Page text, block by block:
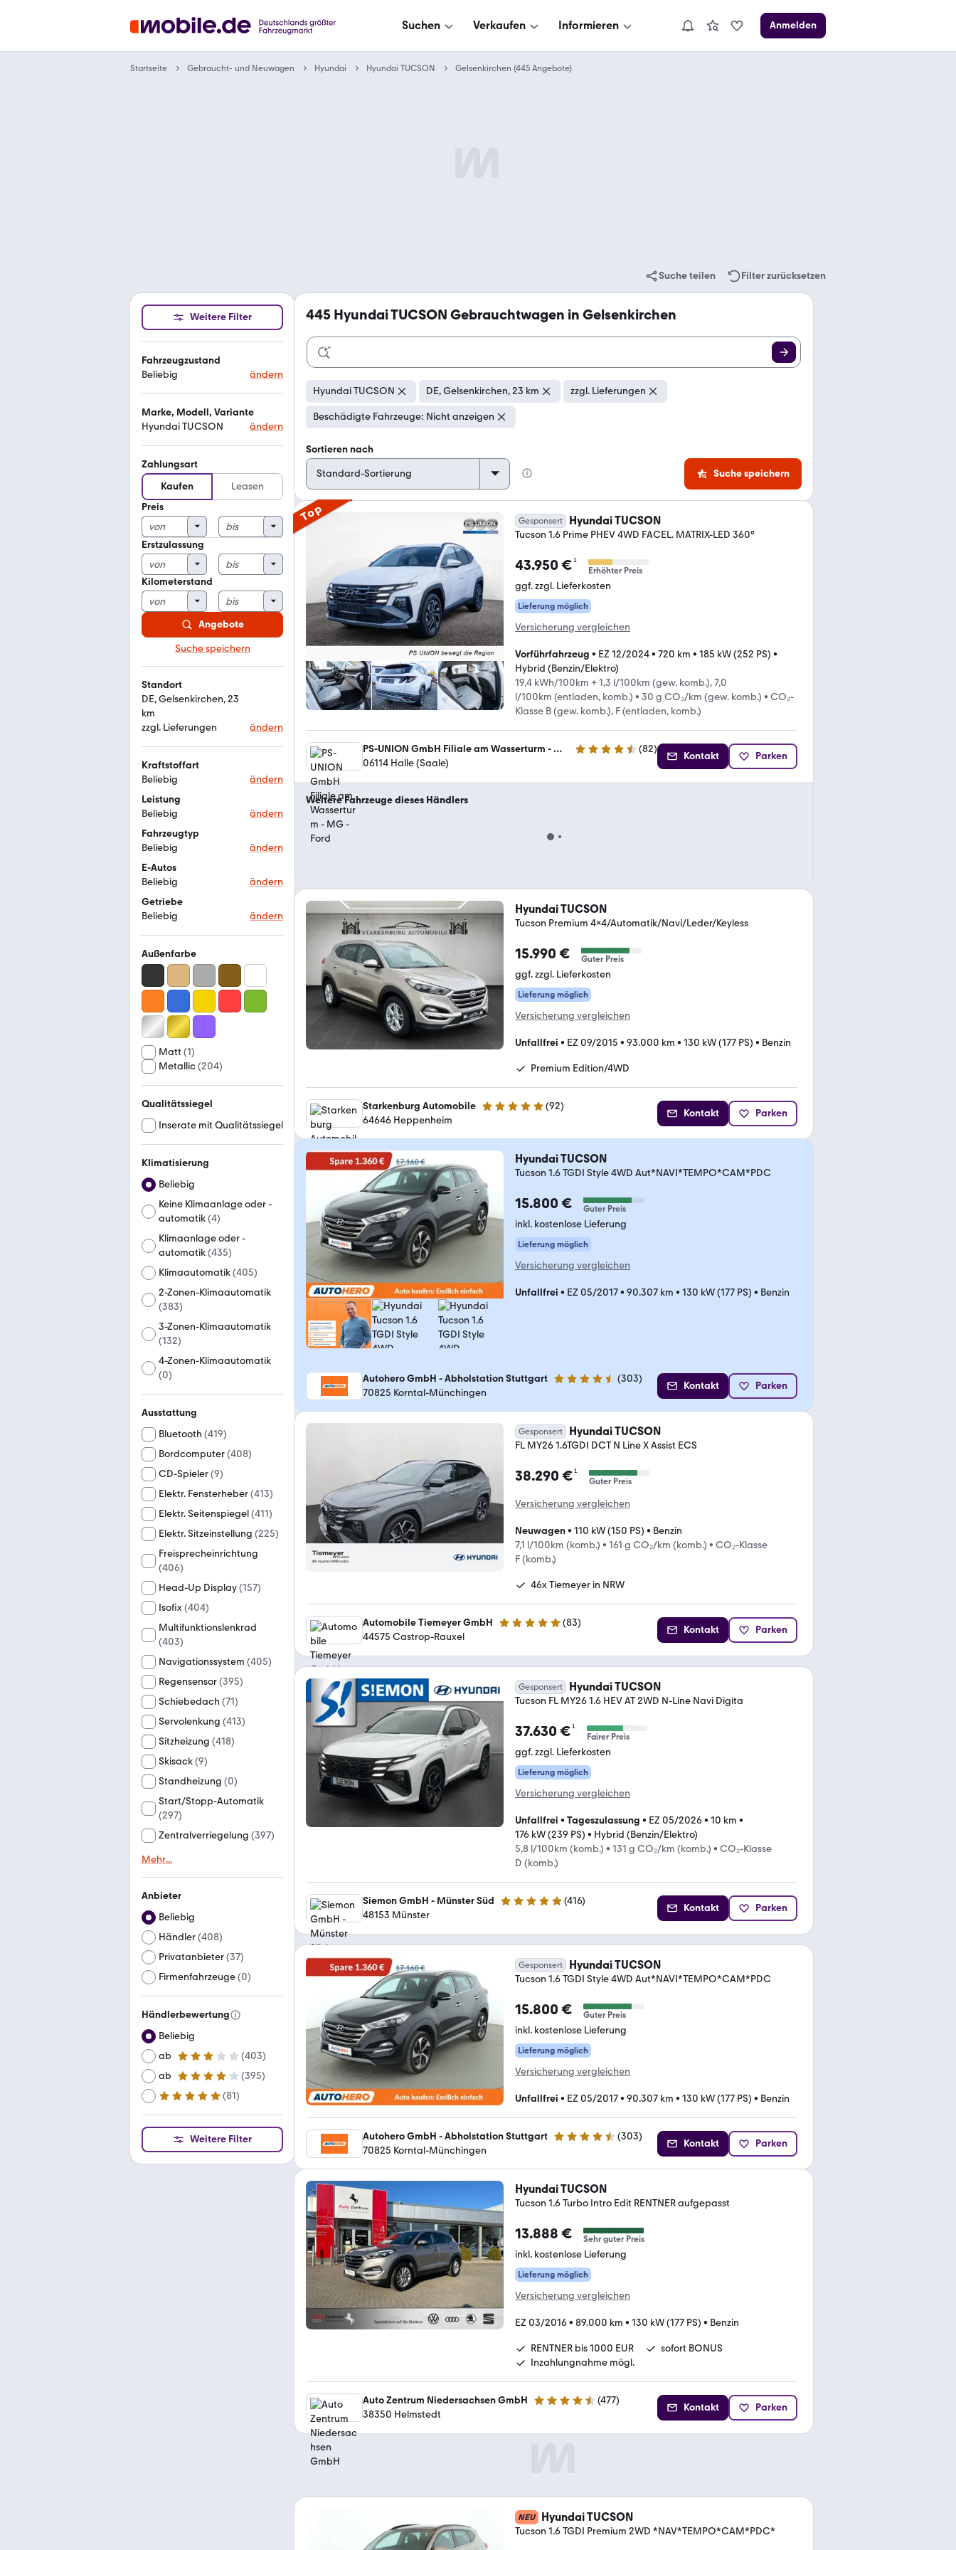
Suchen Verkaufen Informieren Anmelden
Startseite Gebraucht- und Neuwagen Hyundai Hyundai TUCSON Gelsenkirchen (445 Angebote)
Suche teilen Filter zurücksetzen
Weitere Filter
Fahrzeugzustand
Beliebig
ändern
Marke, Modell, Variante
Hyundai TUCSON
ändern
Zahlungsart
Kaufen
Leasen
Preis
Erstzulassung
Kilometerstand
Angebote
Suche speichern
Standort
DE, Gelsenkirchen, 23
km
zzgl. Lieferungen
ändern
Kraftstoffart
Beliebig
ändern
Leistung
Beliebig
ändern
Fahrzeugtyp
Beliebig
ändern
E-Autos
Beliebig
ändern
Getriebe
Beliebig
ändern
Außenfarbe
Matt (1)
Metallic(204)
Qualitätssiegel
Inserate mit Qualitätssiegel
Klimatisierung
Beliebig
Keine Klimaanlage oder -
automatik(4)
Klimaanlage oder -
automatik(435)
Klimaautomatik(405)
2-Zonen-Klimaautomatik
(383)
3-Zonen-Klimaautomatik
(132)
4-Zonen-Klimaautomatik
(0)
Ausstattung
Bluetooth (419)
Bordcomputer(408)
CD-Spieler(9)
Elektr. Fensterheber(413)
Elektr. Seitenspiegel(411)
Elektr. Sitzeinstellung (225)
Freisprecheinrichtung
(406)
Head-Up Display(157)
Isofix(404)
Multifunktionslenkrad
(403)
Navigationssystem (405)
Regensensor(395)
Schiebedach (71)
Servolenkung (413)
Sitzheizung (418)
Skisack(9)
Standheizung (0)
Start/Stopp-Automatik
(297)
Zentralverriegelung (397)
Mehr...
Anbieter
Beliebig
Händler(408)
Privatanbieter(37)
Firmenfahrzeuge(0)
Händlerbewertung
Beliebig
ab
3 Sterne (403)
ab
4 Sterne (395)
ab
5 Sterne (81)
Weitere Filter
445 Hyundai TUCSON Gebrauchtwagen in Gelsenkirchen
Hyundai TUCSON DE, Gelsenkirchen, 23 km zzgl. Lieferungen
Beschädigte Fahrzeuge: Nicht anzeigen
Sortieren nach
Suche speichern
Top Gesponsert Hyundai TUCSON
Tucson 1.6 Prime PHEV 4WD FACEL. MATRIX-LED 360°
43.950 €¹
Erhöhter Preis
ggf. zzgl. Lieferkosten
Lieferung möglich
Versicherung vergleichen
Vorführfahrzeug • EZ 12/2024• 720 km • 185 kW (252 PS) •
Hybrid (Benzin/Elektro)
19,4 kWh/100km + 1,3 l/100km (gew. komb.), 7,0
l/100km (entladen, komb.) • 30 g CO₂/km (gew. komb.) • CO₂-
Klasse B (gew. komb.), F (entladen, komb.)
PS-UNION GmbH Filiale am Wasserturm - MG - Ford 4.7 Sterne (82)
06114 Halle (Saale)
Kontakt Parken
Weitere Fahrzeuge dieses Händlers
Hyundai TUCSON
Tucson Premium 4x4/Automatik/Navi/Leder/Keyless
15.990 € Guter Preis
ggf. zzgl. Lieferkosten
Lieferung möglich
Versicherung vergleichen
Unfallfrei • EZ 09/2015 • 93.000 km • 130 kW (177 PS) • Benzin
Premium Edition/4WD
Starkenburg Automobile 5 Sterne (92)
64646 Heppenheim
Kontakt Parken
Hyundai TUCSON
Tucson 1.6 TGDI Style 4WD Aut*NAVI*TEMPO*CAM*PDC
15.800 € Guter Preis
inkl. kostenlose Lieferung
Lieferung möglich
Versicherung vergleichen
Unfallfrei • EZ 05/2017• 90.307 km • 130 kW (177 PS) • Benzin
Autohero GmbH - Abholstation Stuttgart 4.4 Sterne (303)
70825 Korntal-Münchingen
Kontakt Parken
Gesponsert Hyundai TUCSON
FL MY26 1.6TGDI DCT N Line X Assist ECS
38.290 €¹
Guter Preis
Versicherung vergleichen
Neuwagen• 110 kW (150 PS) • Benzin
7,1 l/100km (komb.) • 161 g CO₂/km (komb.) • CO₂-Klasse
F (komb.)
46x Tiemeyer in NRW
Automobile Tiemeyer GmbH 5 Sterne (83)
44575 Castrop-Rauxel
Kontakt Parken
Gesponsert Hyundai TUCSON
Tucson FL MY26 1.6 HEV AT 2WD N-Line Navi Digita
37.630 €¹
Fairer Preis
ggf. zzgl. Lieferkosten
Lieferung möglich
Versicherung vergleichen
Unfallfrei • Tageszulassung • EZ 05/2026• 10 km •
176 kW (239 PS) • Hybrid (Benzin/Elektro)
5,8 l/100km (komb.) • 131 g CO₂/km (komb.) • CO₂-Klasse
D (komb.)
Siemon GmbH - Münster Süd 4.8 Sterne (416)
48153 Münster
Kontakt Parken
Gesponsert Hyundai TUCSON
Tucson 1.6 TGDI Style 4WD Aut*NAVI*TEMPO*CAM*PDC
15.800 € Guter Preis
inkl. kostenlose Lieferung
Lieferung möglich
Versicherung vergleichen
Unfallfrei • EZ 05/2017• 90.307 km • 130 kW (177 PS) • Benzin
Autohero GmbH - Abholstation Stuttgart 4.4 Sterne (303)
70825 Korntal-Münchingen
Kontakt Parken
Hyundai TUCSON
Tucson 1.6 Turbo Intro Edit RENTNER aufgepasst
13.888 € Sehr guter Preis
inkl. kostenlose Lieferung
Lieferung möglich
Versicherung vergleichen
EZ 03/2016• 89.000 km • 130 kW (177 PS) • Benzin
RENTNER bis 1000 EUR
sofort BONUS
Inzahlungnahme mögl.
Auto Zentrum Niedersachsen GmbH 4.5 Sterne (477)
38350 Helmstedt
Kontakt Parken
NEU Hyundai TUCSON
Tucson 1.6 TGDI Premium 2WD *NAV*TEMPO*CAM*PDC*